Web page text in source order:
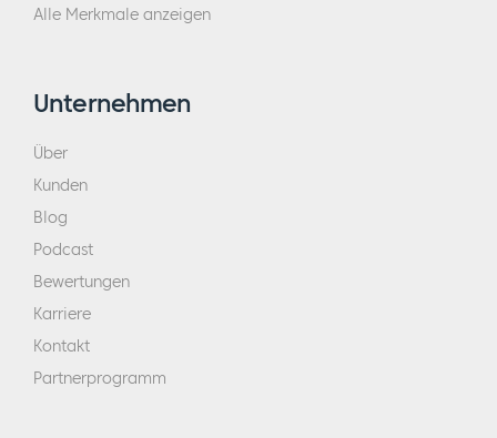
Alle Merkmale anzeigen
Unternehmen
Über
Kunden
Blog
Podcast
Bewertungen
Karriere
Kontakt
Partnerprogramm